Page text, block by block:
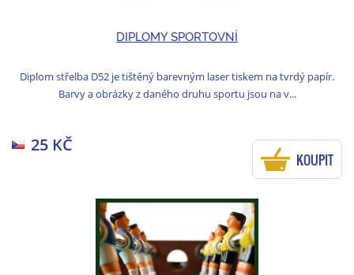
DIPLOMY SPORTOVNÍ
Diplom střelba D52 je tištěný barevným laser tiskem na tvrdý papír.
Barvy a obrázky z daného druhu sportu jsou na v...
25 KČ
KOUPIT